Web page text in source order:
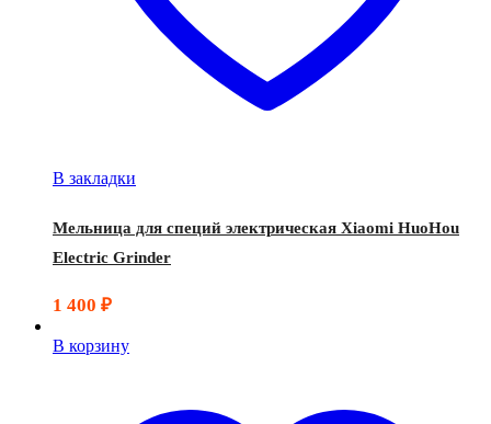
В закладки
Мельница для специй электрическая Xiaomi HuoHou
Electric Grinder
1 400 ₽
В корзину